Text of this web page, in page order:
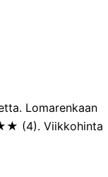
Lomarenkaan
(4). Viikkohinta